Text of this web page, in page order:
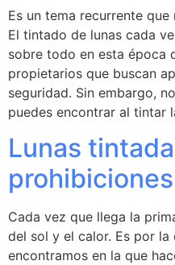
Es un tema recurrente
El tintado de lunas cada
sobre todo en esta época
propietarios que buscan
seguridad. Sin embargo,
puedes encontrar al tintar
Lunas
Cada vez que llega la
del sol y el calor. Es por la
encontramos en la que